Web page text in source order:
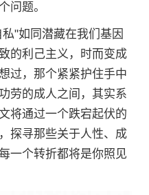
问题。
"如同潜藏在我们基因
的利己主义，时而变成
过，那个紧紧护住手中
劳的成人之间，其实系
将通过一个跌宕起伏的
探寻那些关于人性、成
一个转折都将是你照见